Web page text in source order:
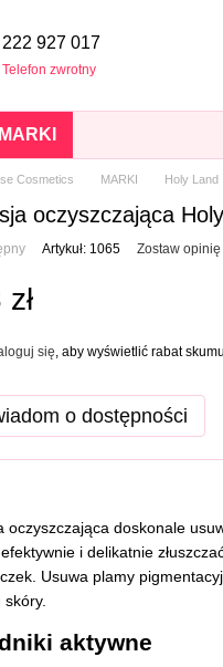
222 927 017
Telefon zwrotny
MARKI
Cosmetics MARKI Holy Land
oczyszczająca
Artykuł: 1065 Zostaw opinię
się , aby wyświetlić rabat
o dostępności
oczyszczająca doskonale
i delikatnie
Usuwa plamy
aktywne